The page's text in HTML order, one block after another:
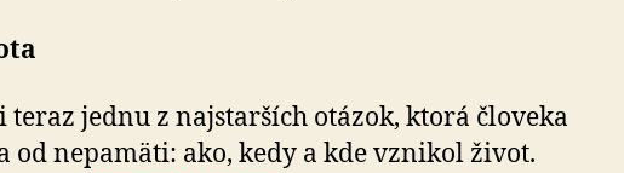
teraz jednu z najstarších otázok, ktorá človeka
od nepamäti: ako, kedy a kde vznikol život.